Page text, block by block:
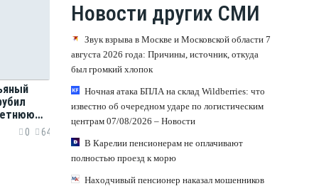
0 64
Новости других СМИ
Звук взрыва в Москве и Московской области 7
августа 2026 года: Причины, источник, откуда
был громкий хлопок
Ночная атака БПЛА на склад Wildberries: что
известно об очередном ударе по логистическим
центрам 07/08/2026 – Новости
В Карелии пенсионерам не оплачивают
полностью проезд к морю
Находчивый пенсионер наказал мошенников